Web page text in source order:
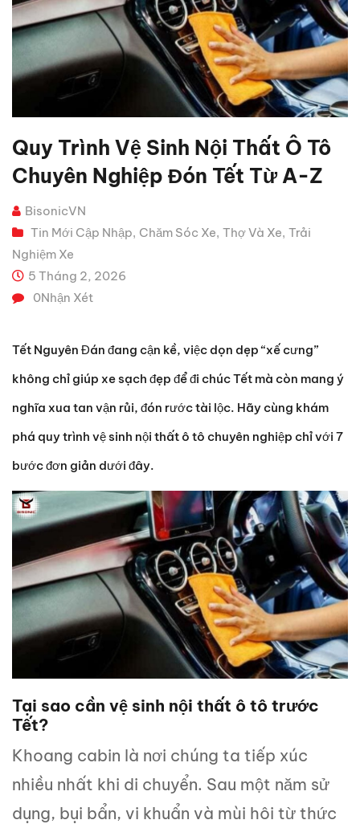
Quy Trình Vệ Sinh Nội Thất Ô Tô
Chuyên Nghiệp Đón Tết Từ A-Z
BisonicVN
Tin Mới Cập Nhập, Chăm Sóc Xe, Thợ Và Xe, Trải
Nghiệm Xe
5 Tháng 2, 2026
0Nhận Xét
Tết Nguyên Đán đang cận kề, việc dọn dẹp “xế cưng”
không chỉ giúp xe sạch đẹp để đi chúc Tết mà còn mang ý
nghĩa xua tan vận rủi, đón rước tài lộc. Hãy cùng khám
phá quy trình vệ sinh nội thất ô tô chuyên nghiệp chỉ với 7
bước đơn giản dưới đây.
Tại sao cần vệ sinh nội thất ô tô trước
Tết?
Khoang cabin là nơi chúng ta tiếp xúc
nhiều nhất khi di chuyển. Sau một năm sử
dụng, bụi bẩn, vi khuẩn và mùi hôi từ thức